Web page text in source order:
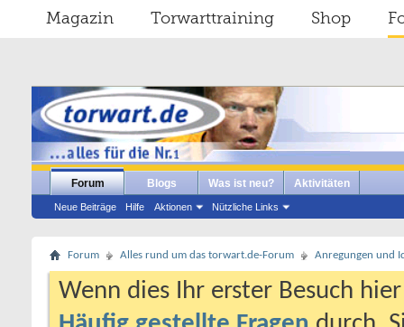
Magazin Torwarttraining Shop
Forum
Neue Beiträge Hilfe Aktionen Nützliche Links
Blogs Was ist neu? Aktivitäten
Forum Alles rund um das torwart.de-Forum Anregungen und
Wenn dies Ihr erster Besuch